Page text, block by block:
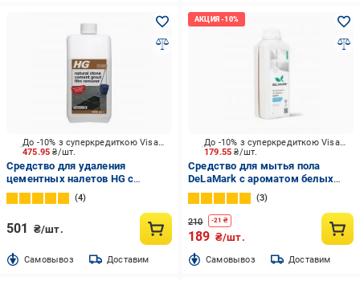
475.95₴/шт.
До -10% з суперкредиткою Visa Вигода
Средство для удаления
цементных налетов HG с
мрамора и натурального камня
1000 мл
4
501 ₴/шт.
Cамовывоз Доставим
179.55₴/шт.
До -10% з суперкредиткою Visa Вигода
Средство для мытья пола
DeLaMark c ароматом белых
цветов хлопка 1 л
3
210 -21 ₴
189 ₴/шт.
Cамовывоз Доставим